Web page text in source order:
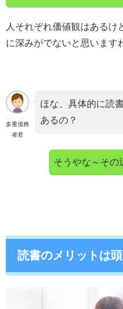
人それぞれ価値観はあるけ
に深みがでないと思います
多重債務
者君
ほな、具体的に読
あるの？
そうやな～その
読書のメリットは